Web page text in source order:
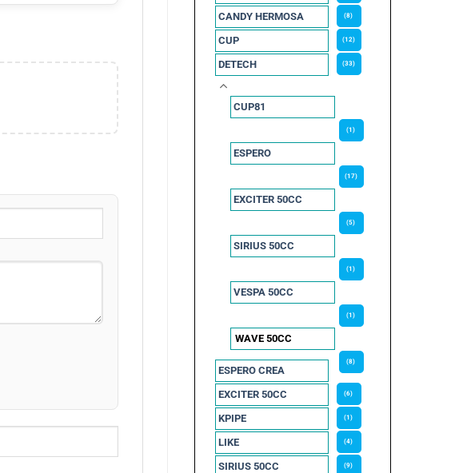
CANDY HERMOSA (8)
CUP (12)
DETECH (33)
CUP81
(1)
ESPERO
(17)
EXCITER 50CC
(5)
SIRIUS 50CC
(1)
VESPA 50CC
(1)
WAVE 50CC
(8)
ESPERO CREA
(6)
EXCITER 50CC
(1)
KPIPE
(4)
LIKE
(9)
SIRIUS 50CC